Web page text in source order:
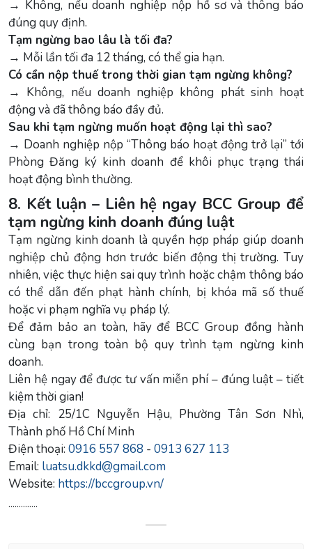
→ Không, nếu doanh nghiệp nộp hồ sơ và thông báo
đúng quy định.
Tạm ngừng bao lâu là tối đa?
→ Mỗi lần tối đa 12 tháng, có thể gia hạn.
Có cần nộp thuế trong thời gian tạm ngừng không?
→ Không, nếu doanh nghiệp không phát sinh hoạt
động và đã thông báo đầy đủ.
Sau khi tạm ngừng muốn hoạt động lại thì sao?
→ Doanh nghiệp nộp “Thông báo hoạt động trở lại” tới
Phòng Đăng ký kinh doanh để khôi phục trạng thái
hoạt động bình thường.
8. Kết luận – Liên hệ ngay BCC Group để
tạm ngừng kinh doanh đúng luật
Tạm ngừng kinh doanh là quyền hợp pháp giúp doanh
nghiệp chủ động hơn trước biến động thị trường. Tuy
nhiên, việc thực hiện sai quy trình hoặc chậm thông báo
có thể dẫn đến phạt hành chính, bị khóa mã số thuế
hoặc vi phạm nghĩa vụ pháp lý.
Để đảm bảo an toàn, hãy để BCC Group đồng hành
cùng bạn trong toàn bộ quy trình tạm ngừng kinh
doanh.
Liên hệ ngay để được tư vấn miễn phí – đúng luật – tiết
kiệm thời gian!
Địa chỉ: 25/1C Nguyễn Hậu, Phường Tân Sơn Nhì,
Thành phố Hồ Chí Minh
Điện thoại: 0916 557 868 - 0913 627 113
Email: luatsu.dkkd@gmail.com
Website: https://bccgroup.vn/
..............